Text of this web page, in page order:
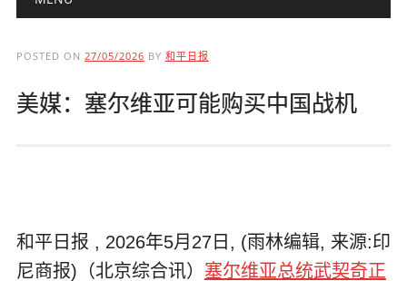
POSTED ON 27/05/2026 BY 和平日报
美媒：塞尔维亚可能购买中国战机
和平日报 , 2026年5月27日, (雨林编辑, 来源:印
尼商报)（北京综合讯） 塞尔维亚总统武契奇正